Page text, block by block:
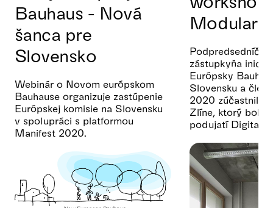
Bauhaus - Nová
šanca pre
Slovensko
Webinár o Novom európskom
Bauhause organizuje zastúpenie
Európskej komisie na Slovensku
v spolupráci s platformou
Manifest 2020.
zástupkyňa
Európsky
Slovensku a
2020 zúčastnila
Zlíne, ktorý bol
podujatí Digital